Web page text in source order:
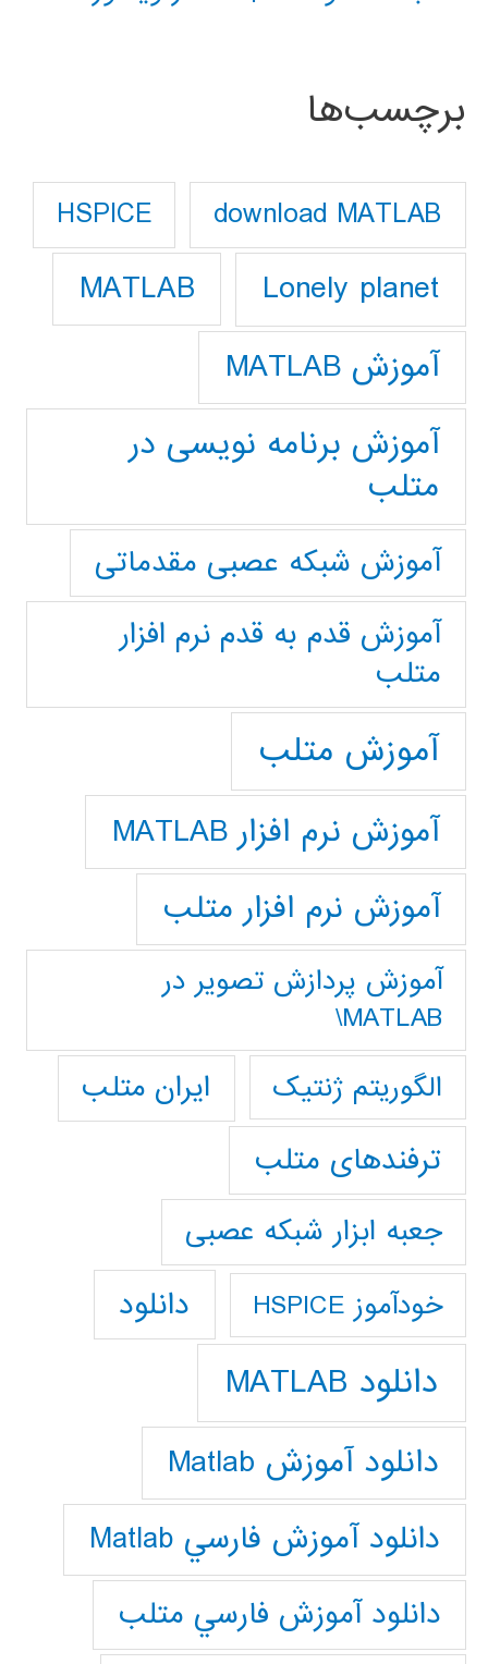
برچسب‌ها
download MATLAB
HSPICE
Lonely planet
MATLAB
آموزش MATLAB
آموزش برنامه نویسی در
متلب
آموزش شبکه عصبی مقدماتی
آموزش قدم به قدم نرم افزار
متلب
آموزش متلب
آموزش نرم افزار MATLAB
آموزش نرم افزار متلب
آموزش پردازش تصوير در
MATLAB\
الگوریتم ژنتیک
ایران متلب
ترفندهای متلب
جعبه ابزار شبکه عصبی
خودآموز HSPICE دانلود
دانلود MATLAB
دانلود آموزش Matlab
دانلود آموزش فارسي Matlab
دانلود آموزش فارسي متلب